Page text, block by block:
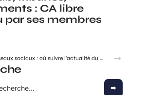
: CA libre
par ses membres
Rhea Ripley : ce que ses plus grands combats disent de son évolution